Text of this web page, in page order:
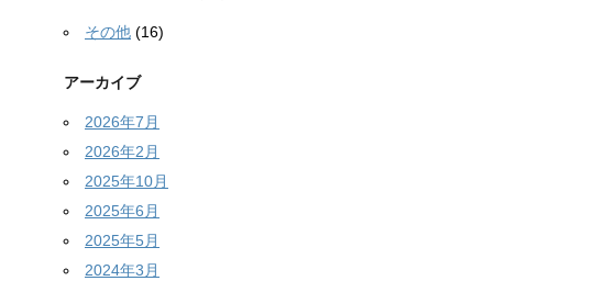
その他 (16)
アーカイブ
2026年7月
2026年2月
2025年10月
2025年6月
2025年5月
2024年3月